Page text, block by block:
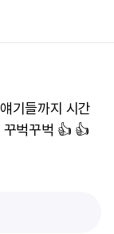
기들까지 시간
꾸벅꾸벅 👍 👍